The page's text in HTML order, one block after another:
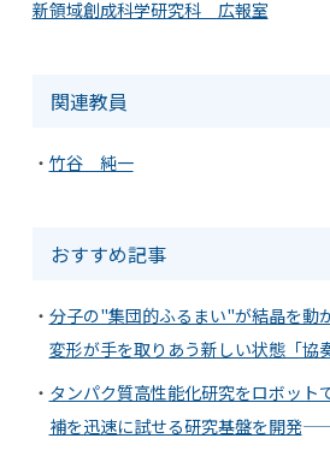
新領域創成科学研究科 広報室
関連教員
竹谷 純一
おすすめ記事
分子の"集団的ふるまい"が結晶を動
変形が手を取りあう新しい状態「協
タンパク質高性能化研究をロボット
補を迅速に試せる研究基盤を開発――